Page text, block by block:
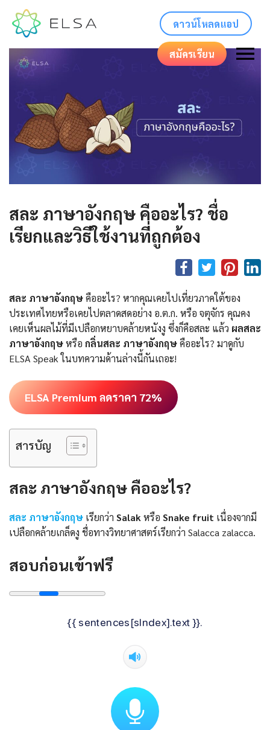
ดาวน์โหลดแอป
สมัครเรียน
สละ ภาษาอังกฤษ คืออะไร? ชื่อ
เรียกและวิธีใช้งานที่ถูกต้อง
สละ ภาษาอังกฤษคืออะไร? หากคุณเคยไปเที่ยวภาคใต้ของ
ประเทศไทยหรือเคยไปตลาดสดอย่าง อ.ต.ก. หรือ จตุจักร คุณคง
เคยเห็นผลไม้ที่มีเปลือกหยาบคล้ายหนังงู ซึ่งก็คือสละ แล้ว ผลสละ
ภาษาอังกฤษหรือ กลิ่นสละ ภาษาอังกฤษคืออะไร? มาดูกับ
ELSA Speak ในบทความด้านล่างนี้กันเถอะ!
ELSA Premium ลดราคา 72%
สารบัญ
สละ ภาษาอังกฤษ คืออะไร?
สละ ภาษาอังกฤษ เรียกว่า Salak หรือ Snake fruit เนื่องจากมี
เปลือกคล้ายเกล็ดงู ชื่อทางวิทยาศาสตร์เรียกว่า Salacca zalacca.
สอบก่อนเข้าฟรี
{{ sentences[sIndex].text }}.